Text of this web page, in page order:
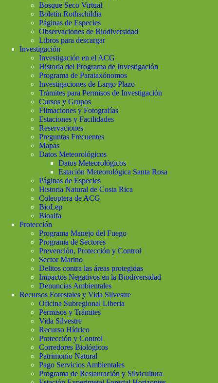
Bosque Seco Virtual
Boletín Rothschildia
Páginas de Especies
Observaciones de Biodiversidad
Libros para descargar
Investigación
Investigación en el ACG
Historia del Programa de Investigación
Programa de Parataxónomos
Investigaciones de Largo Plazo
Trámites para Permisos de Investigación
Cursos y Grupos
Filmaciones y Fotografías
Estaciones y Facilidades
Reservaciones
Preguntas Frecuentes
Mapas
Datos Meteorológicos
Datos Meteorológicos
Estación Meteorológica Santa Rosa
Páginas de Especies
Historia Natural de Costa Rica
Coleoptera de ACG
BioLep
Bioalfa
Protección
Programa Manejo del Fuego
Programa de Sectores
Prevención, Protección y Control
Sector Marino
Delitos contra las áreas protegidas
Impactos Negativos en la Biodiversidad
Denuncias Ambientales
Recursos Forestales y Vida Silvestre
Oficina Subregional Liberia
Permisos y Trámites
Vida Silvestre
Recurso Hídrico
Protección y Control
Corredores Biológicos
Patrimonio Natural
Pago Servicios Ambientales
Programa de Restauración y Silvicultura